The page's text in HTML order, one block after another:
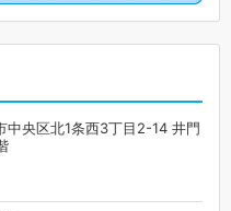
中央区北1条西3丁目2-14 井門